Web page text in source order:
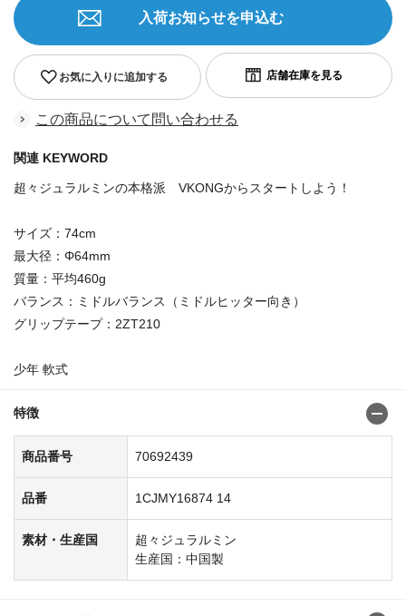
お気に入りに追加する
入荷お知らせを申込む
この商品について問い合わせる
関連 KEYWORD
超々ジュラルミンの本格派 VKONGからスタートしよう！
サイズ：74cm
最大径：Φ64mm
質量：平均460g
バランス：ミドルバランス（ミドルヒッター向き）
グリップテープ：2ZT210
少年 軟式
特徴
商品番号 70692439
品番 1CJMY16874 14
素材・生産国
超々ジュラルミン
生産国：中国製